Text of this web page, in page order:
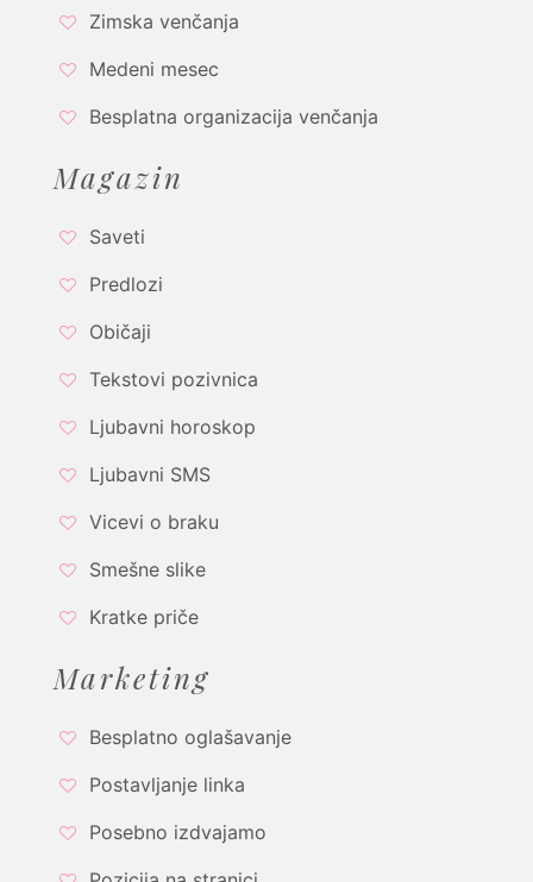
Zimska venčanja
Medeni mesec
Besplatna organizacija venčanja
Magazin
Saveti
Predlozi
Običaji
Tekstovi pozivnica
Ljubavni horoskop
Ljubavni SMS
Vicevi o braku
Smešne slike
Kratke priče
Marketing
Besplatno oglašavanje
Postavljanje linka
Posebno izdvajamo